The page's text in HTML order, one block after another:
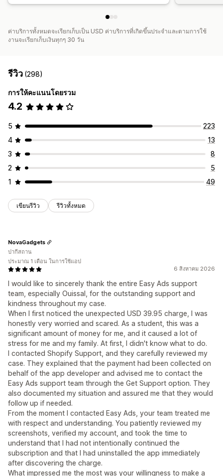
ค่าบริการทั้งหมดจะเรียกเก็บเป็น USD ค่าบริการที่เกิดขึ้นประจำและตามการใช้
งานจะเรียกเก็บเงินทุกๆ 30 วัน
รีวิว (298)
การให้คะแนนโดยรวม
4.2
5
223
4
13
3
8
2
5
1
49
เขียนรีวิว รีวิวทั้งหมด
6 สิงหาคม 2026
I would like to sincerely thank the entire Easy Ads support
team, especially Ouissal, for the outstanding support and
kindness throughout my case.
When I first noticed the unexpected USD 39.95 charge, I was
honestly very worried and scared. As a student, this was a
significant amount of money for me, and it caused a lot of
stress for me and my family. At first, I didn't know what to do.
I contacted Shopify Support, and they carefully reviewed my
case. They explained that the payment had been collected on
behalf of the app developer and advised me to contact the
Easy Ads support team through the Get Support option. They
also documented my situation and assured me that they would
follow up if needed.
From the moment I contacted Easy Ads, your team treated me
with respect and understanding. You patiently reviewed my
screenshots, verified my account, and took the time to
understand that I had not intentionally continued the
subscription and that I had uninstalled the app immediately
after discovering the charge.
What impressed me the most was your willingness to make a
NovaGadgets
ปากีสถาน
ประมาณ 1 เดือน ในการใช้แอป